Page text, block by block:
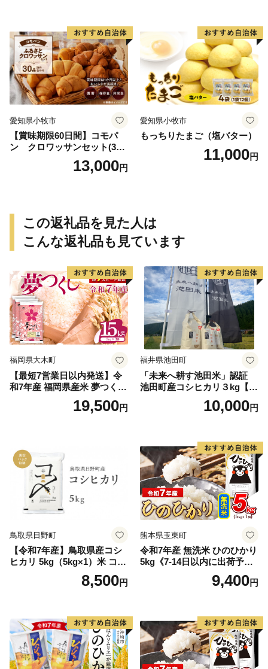
愛知県小牧市
【賞味期限60日間】コモパ
ン クロワッサンセット(30
個入り)／災害用備蓄 保存食
非常食 防災グッズにも
13,000円
愛知県小牧市
もっちりたまご（塩バター）
11,000円
この返礼品を見た人は
こんな返礼品も見ています
福岡県大木町
【最短7営業日以内発送】令
和7年産 福岡県産米 夢つくし
15kg 精米 ※北海道・沖縄・
19,500円
福井県池田町
「未来へ耕す池田米」認証
池田町産コシヒカリ３kg【お
1人様につき３セットまで】
10,000円
鳥取県日野町
【令和7年産】鳥取県産コシ
ヒカリ 5kg（5kg×1）米 コシ
ヒカリ こしひかり お米 白米
精米 5キロ おこめ こめ コメ
野町産 Elevation
8,500円
熊本県玉東町
令和7年産 無洗米 ひのひかり
5kg《7-14日以内に出荷予定
(土日祝除く)》コメ 米 無洗米
高レビュー｜人気米 熊本県
9,400円